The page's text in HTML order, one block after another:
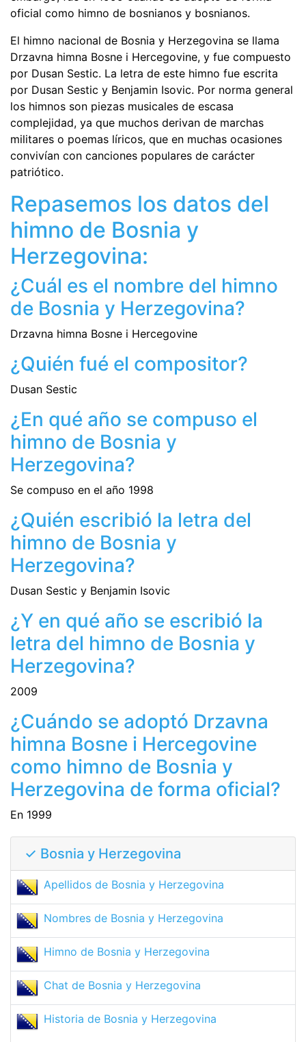
oficial como himno de bosnianos y bosnianos.
El himno nacional de Bosnia y Herzegovina se llama
Drzavna himna Bosne i Hercegovine, y fue compuesto
por Dusan Sestic. La letra de este himno fue escrita
por Dusan Sestic y Benjamin Isovic. Por norma general
los himnos son piezas musicales de escasa
complejidad, ya que muchos derivan de marchas
militares o poemas líricos, que en muchas ocasiones
convivían con canciones populares de carácter
patriótico.
Repasemos los datos del
himno de Bosnia y
Herzegovina:
¿Cuál es el nombre del himno
de Bosnia y Herzegovina?
Drzavna himna Bosne i Hercegovine
¿Quién fué el compositor?
Dusan Sestic
¿En qué año se compuso el
himno de Bosnia y
Herzegovina?
Se compuso en el año 1998
¿Quién escribió la letra del
himno de Bosnia y
Herzegovina?
Dusan Sestic y Benjamin Isovic
¿Y en qué año se escribió la
letra del himno de Bosnia y
Herzegovina?
2009
¿Cuándo se adoptó Drzavna
himna Bosne i Hercegovine
como himno de Bosnia y
Herzegovina de forma oficial?
En 1999
✓ Bosnia y Herzegovina
Apellidos de Bosnia y Herzegovina
Nombres de Bosnia y Herzegovina
Himno de Bosnia y Herzegovina
Chat de Bosnia y Herzegovina
Historia de Bosnia y Herzegovina